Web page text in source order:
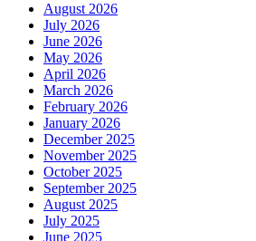
August 2026
July 2026
June 2026
May 2026
April 2026
March 2026
February 2026
January 2026
December 2025
November 2025
October 2025
September 2025
August 2025
July 2025
June 2025